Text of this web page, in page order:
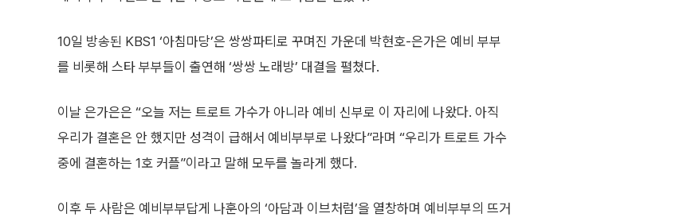
10일 방송된 KBS1 ‘아침마당’은 쌍쌍파티로 꾸며진 가운데 박현호-은가은 예비 부부
를 비롯해 스타 부부들이 출연해 ‘쌍쌍 노래방’ 대결을 펼쳤다.
이날 은가은은 “오늘 저는 트로트 가수가 아니라 예비 신부로 이 자리에 나왔다. 아직
우리가 결혼은 안 했지만 성격이 급해서 예비부부로 나왔다”라며 “우리가 트로트 가수
중에 결혼하는 1호 커플”이라고 말해 모두를 놀라게 했다.
이후 두 사람은 예비부부답게 나훈아의 ‘아담과 이브처럼’을 열창하며 예비부부의 뜨거